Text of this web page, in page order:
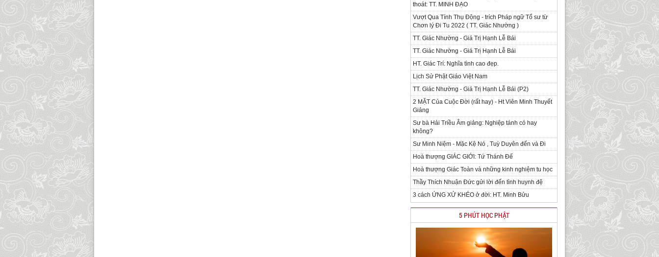
thoát: TT. MINH ĐẠO
Vượt Qua Tính Thụ Động - trích Pháp ngữ Tổ sư từ
Chơn lý Đi Tu 2022 ( TT. Giác Nhường )
TT. Giác Nhường - Giá Trị Hạnh Lễ Bái
TT. Giác Nhường - Giá Trị Hạnh Lễ Bái
HT. Giác Trí: Nghĩa tình cao đẹp.
Lịch Sử Phật Giáo Việt Nam
TT. Giác Nhường - Giá Trị Hạnh Lễ Bái (P2)
2 MẶT Của Cuộc Đời (rất hay) - Ht Viên Minh Thuyết
Giảng
Sư bà Hải Triều Âm giảng: Nghiệp tánh có hay
không?
Sư Minh Niệm - Mặc Kệ Nó , Tuỳ Duyên đến và Đi
Hoà thượng GIÁC GIỚI: Tứ Thánh Đế
Hoà thượng Giác Toàn và những kinh nghiệm tu học
Thầy Thích Nhuận Đức gửi lời đến tình huynh đệ
3 cách ỨNG XỬ KHÉO ở đời: HT. Minh Bửu
5 PHÚT HỌC PHẬT